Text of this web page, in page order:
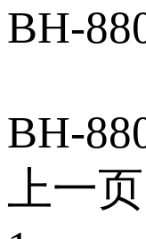
BH-
BH-
上一页